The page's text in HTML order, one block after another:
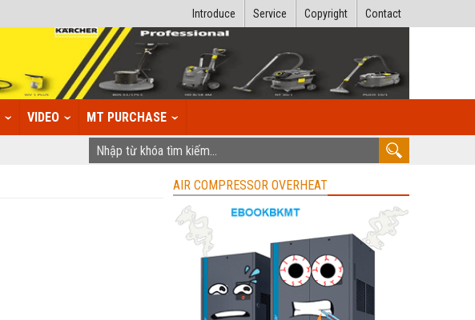
Contact
Copyright
Service
Introduce
VIDEO MT PURCHASE
AIR COMPRESSOR OVERHEAT